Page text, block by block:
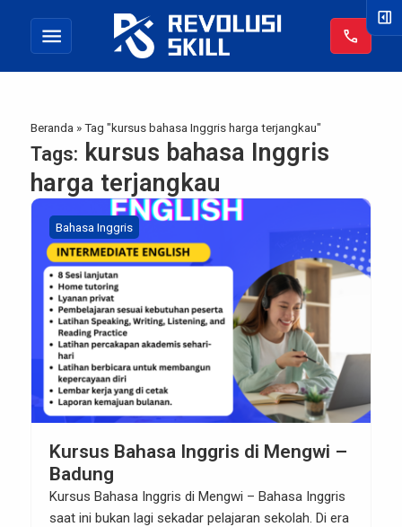
menu call
Beranda »Tag "kursus bahasa Inggris harga terjangkau"
Tags: kursus bahasa Inggris
harga terjangkau
Bahasa Inggris
Kursus Bahasa Inggris di Mengwi –
Badung
Kursus Bahasa Inggris di Mengwi – Bahasa Inggris
saat ini bukan lagi sekadar pelajaran sekolah. Di era
right_panel_open